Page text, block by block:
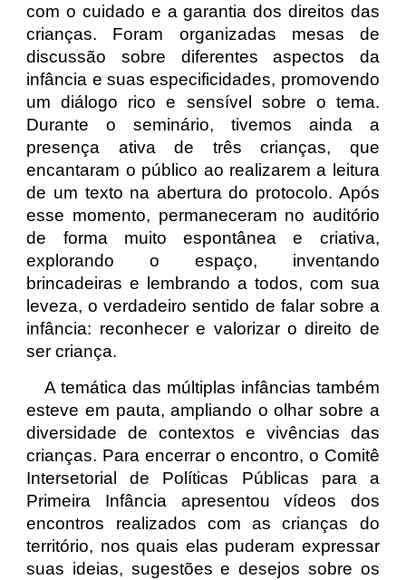
com o cuidado e a garantia dos direitos das
crianças. Foram organizadas mesas de
discussão sobre diferentes aspectos da
infância e suas especificidades, promovendo
um diálogo rico e sensível sobre o tema.
Durante o seminário, tivemos ainda a
presença ativa de três crianças, que
encantaram o público ao realizarem a leitura
de um texto na abertura do protocolo. Após
esse momento, permaneceram no auditório
de forma muito espontânea e criativa,
explorando o espaço, inventando
brincadeiras e lembrando a todos, com sua
leveza, o verdadeiro sentido de falar sobre a
infância: reconhecer e valorizar o direito de
ser criança.
A temática das múltiplas infâncias também
esteve em pauta, ampliando o olhar sobre a
diversidade de contextos e vivências das
crianças. Para encerrar o encontro, o Comitê
Intersetorial de Políticas Públicas para a
Primeira Infância apresentou vídeos dos
encontros realizados com as crianças do
território, nos quais elas puderam expressar
suas ideias, sugestões e desejos sobre os